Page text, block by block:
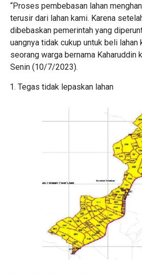
“Proses pembebasan lahan
terusir dari lahan kami. Karena
dibebaskan pemerintah yang
uangnya tidak cukup untuk beli lahan
seorang warga bernama Kaharuddin
Senin (10/7/2023).
Tegas tidak lepaskan lahan